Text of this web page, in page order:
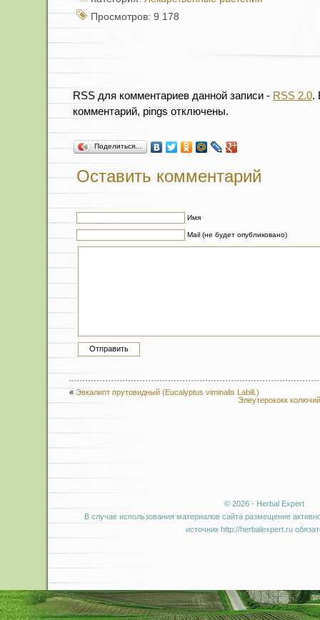
Просмотров: 9 178
RSS для комментариев данной записи - RSS 2.0.
комментарий, pings отключены.
Поделиться…
Оставить комментарий
Имя
Mail (не будет опубликовано)
« Эвкалипт прутовидный (Eucalyptus viminalis Labill.)
Элеутерококк
© 2026 - Herbal Expert
В случае использования материалов сайта размещение
источник http://herbalexpert.ru